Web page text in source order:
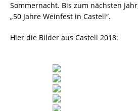
Sommernacht. Bis zum nächsten
„50 Jahre Weinfest in Castell“.
Hier die Bilder aus Castell 2018: